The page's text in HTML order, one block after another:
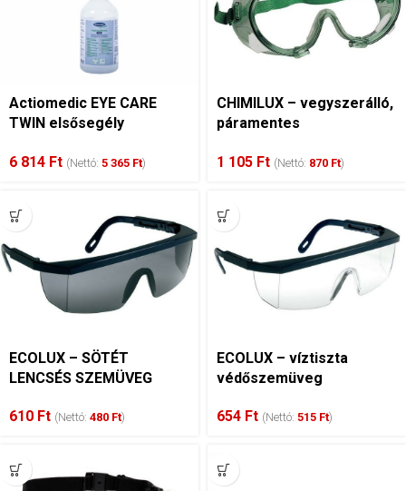
Actiomedic EYE CARE
TWIN elsősegély
nátrium-klorid oldattal,
6 814 Ft (Nettó: 5 365 Ft)
CHIMILUX – vegyszerálló,
páramentes
1 105 Ft (Nettó: 870 Ft)
ECOLUX – SÖTÉT
LENCSÉS SZEMÜVEG
610 Ft (Nettó: 480 Ft)
ECOLUX – víztiszta
védőszemüveg
654 Ft (Nettó: 515 Ft)